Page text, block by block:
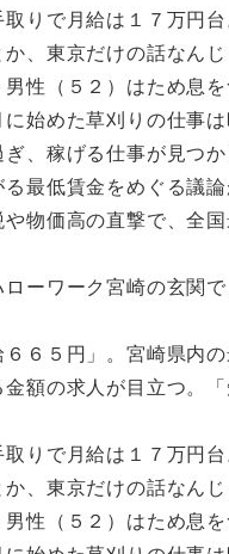
りで月給は１７万円
、東京だけの話なんじ
性（５２）はため息を
始めた草刈りの仕事
、稼げる仕事が見つか
最低賃金をめぐる議
物価高の直撃で、全
ーワーク宮崎の玄関
５円」。宮崎県内の
額の求人が目立つ。
りで月給は１７万円
、東京だけの話なんじ
性（５２）はため息を